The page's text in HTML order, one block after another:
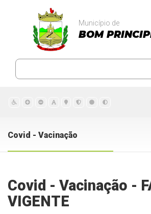
Município de
BOM
Covid - Vacinação
Covid - Vacinação -
VIGENTE